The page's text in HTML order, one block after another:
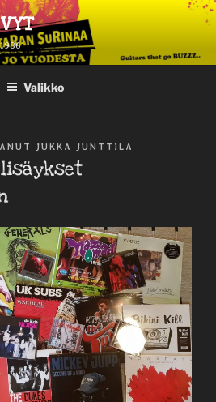
Valikko
JUKKA JUNTTILA